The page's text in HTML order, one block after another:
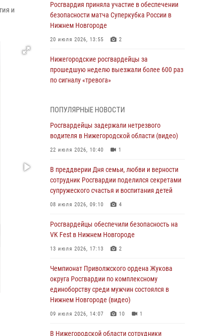
и
Росгвардия приняла участие в обеспечении
безопасности матча Суперкубка России в
Нижнем Новгороде
20 июля 2026, 13:55 2
Нижегородские росгвардейцы за
прошедшую неделю выезжали более 600 раз
по сигналу «тревога»
В Нижегородской области сотрудники
Росгвардии «по горячим следам» задержали
правонарушителя за стрельбу
17 июля 2026, 05:17
В Нижегородской области продолжаются
мероприятия в рамках всероссийской
ведомственной акции «Каникулы с
Росгвардейцы обеспечили безопасность на
VK Fest в Нижнем Новгороде
Нижегородские росгвардейцы за
прошедшую неделю выезжали более 750 раз
по сигналу «тревога»
13 июля 2026, 06:45
Росгвардейцы предотвратили серию краж в
ПОПУЛЯРНЫЕ НОВОСТИ
Росгвардейцы задержали нетрезвого
водителя в Нижегородской области (видео)
22 июля 2026, 10:40 1
В преддверии Дня семьи, любви и верности
сотрудник Росгвардии поделился секретами
супружеского счастья и воспитания детей
08 июля 2026, 09:10 4
Росгвардейцы обеспечили безопасность на
VK Fest в Нижнем Новгороде
13 июля 2026, 17:13 2
Чемпионат Приволжского ордена Жукова
округа Росгвардии по комплексному
единоборству среди мужчин состоялся в
Нижнем Новгороде (видео)
09 июля 2026, 14:07 10 1
В Нижегородской области сотрудники